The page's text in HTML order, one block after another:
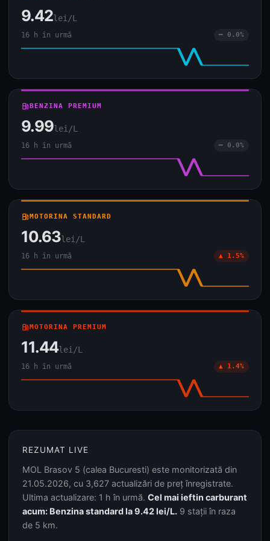
9.42lei/L
16 h în urmă ━ 0.0%
local_gas_stationBENZINA PREMIUM
9.99lei/L
16 h în urmă ━ 0.0%
local_gas_stationMOTORINA STANDARD
10.63lei/L
16 h în urmă ▲ 1.5%
local_gas_stationMOTORINA PREMIUM
11.44lei/L
16 h în urmă ▲ 1.4%
REZUMAT LIVE
MOL Brasov 5 (calea Bucuresti) este monitorizată din
21.05.2026, cu 3,627 actualizări de preț înregistrate.
Ultima actualizare: 1 h în urmă. Cel mai ieftin carburant
acum: Benzina standard la 9.42 lei/L. 9 stații în raza
de 5 km.